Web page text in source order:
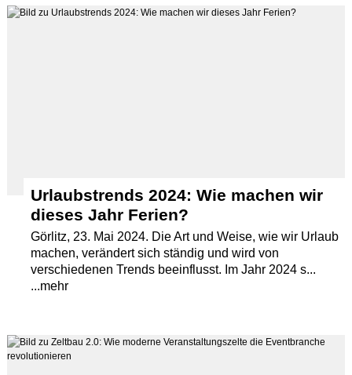
Urlaubstrends 2024: Wie machen wir
dieses Jahr Ferien?
Görlitz, 23. Mai 2024. Die Art und Weise, wie wir Urlaub
machen, verändert sich ständig und wird von
verschiedenen Trends beeinflusst. Im Jahr 2024 s...
...mehr